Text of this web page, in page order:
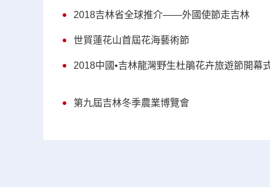
2018吉林省全球推介——外國使節走吉林
世貿蓮花山首屆花海藝術節
2018中國•吉林龍灣野生杜鵑花卉旅遊節開幕
第九屆吉林冬季農業博覽會